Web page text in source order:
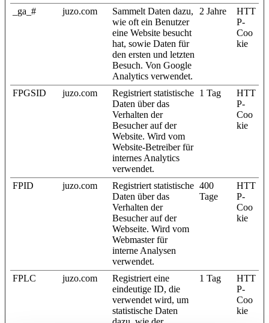
_ga_# juzo.com
Sammelt Daten dazu,
wie oft ein Benutzer
eine Website besucht
hat, sowie Daten für
den ersten und letzten
Besuch. Von Google
Analytics verwendet.
2 Jahre
HTT
P-
Coo
kie
FPGSID juzo.com
Registriert statistische
Daten über das
Verhalten der
Besucher auf der
Website. Wird vom
Website-Betreiber für
internes Analytics
verwendet.
1 Tag
HTT
P-
Coo
kie
FPID juzo.com
Registriert statistische
Daten über das
Verhalten der
Besucher auf der
Webseite. Wird vom
Webmaster für
interne Analysen
verwendet.
400
Tage
HTT
P-
Coo
kie
FPLC juzo.com
Registriert eine
eindeutige ID, die
verwendet wird, um
statistische Daten
1 Tag
HTT
P-
Coo
kie